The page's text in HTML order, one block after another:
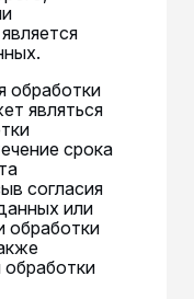
обработки
являться
срока
согласия
или
обработки